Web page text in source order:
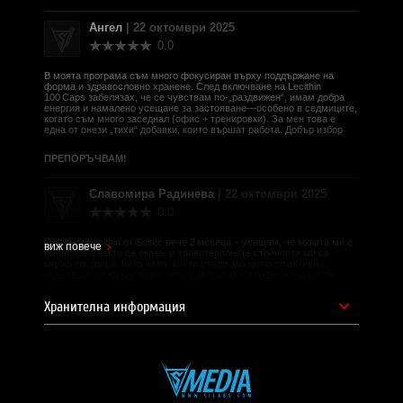
СИЛА БГ Тийм!
Доставчик на продукта - И фудс ЕООД.
Уебсайт на производителя -https://scitecnutrition.com/
Ангел
| 22 октомври 2025
0.0
В моята програма съм много фокусиран върху поддържане на
форма и здравословно хранене. След включване на Lecithin
100 Caps забелязах, че се чувствам по‑„раздвижен“, имам добра
енергия и намалено усещане за застояване—особено в седмиците,
когато съм много заседнал (офис + тренировки). За мен това е
една от онези „тихи“ добавки, които вършат работа. Добър избор
ПРЕПОРЪЧВАМ!
Славомира Радинева
| 22 октомври 2025
Ползвам Lecithin от Scitec вече 2 месеца – усещам, че кожата ми е
по‑чиста, а както се оказа, и холестеролните стойности ми са
ПРЕПОРЪЧВАМ!
0.0
След като започнах да приемам Lecithin 100 Caps, усетих реална
виж повече
Хранителна информация